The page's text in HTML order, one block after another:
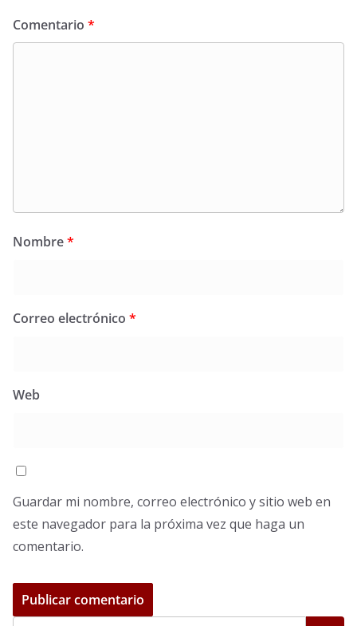
Comentario *
Nombre*
Correo electrónico *
Web
Guardar mi nombre, correo electrónico y sitio web en
este navegador para la próxima vez que haga un
comentario.